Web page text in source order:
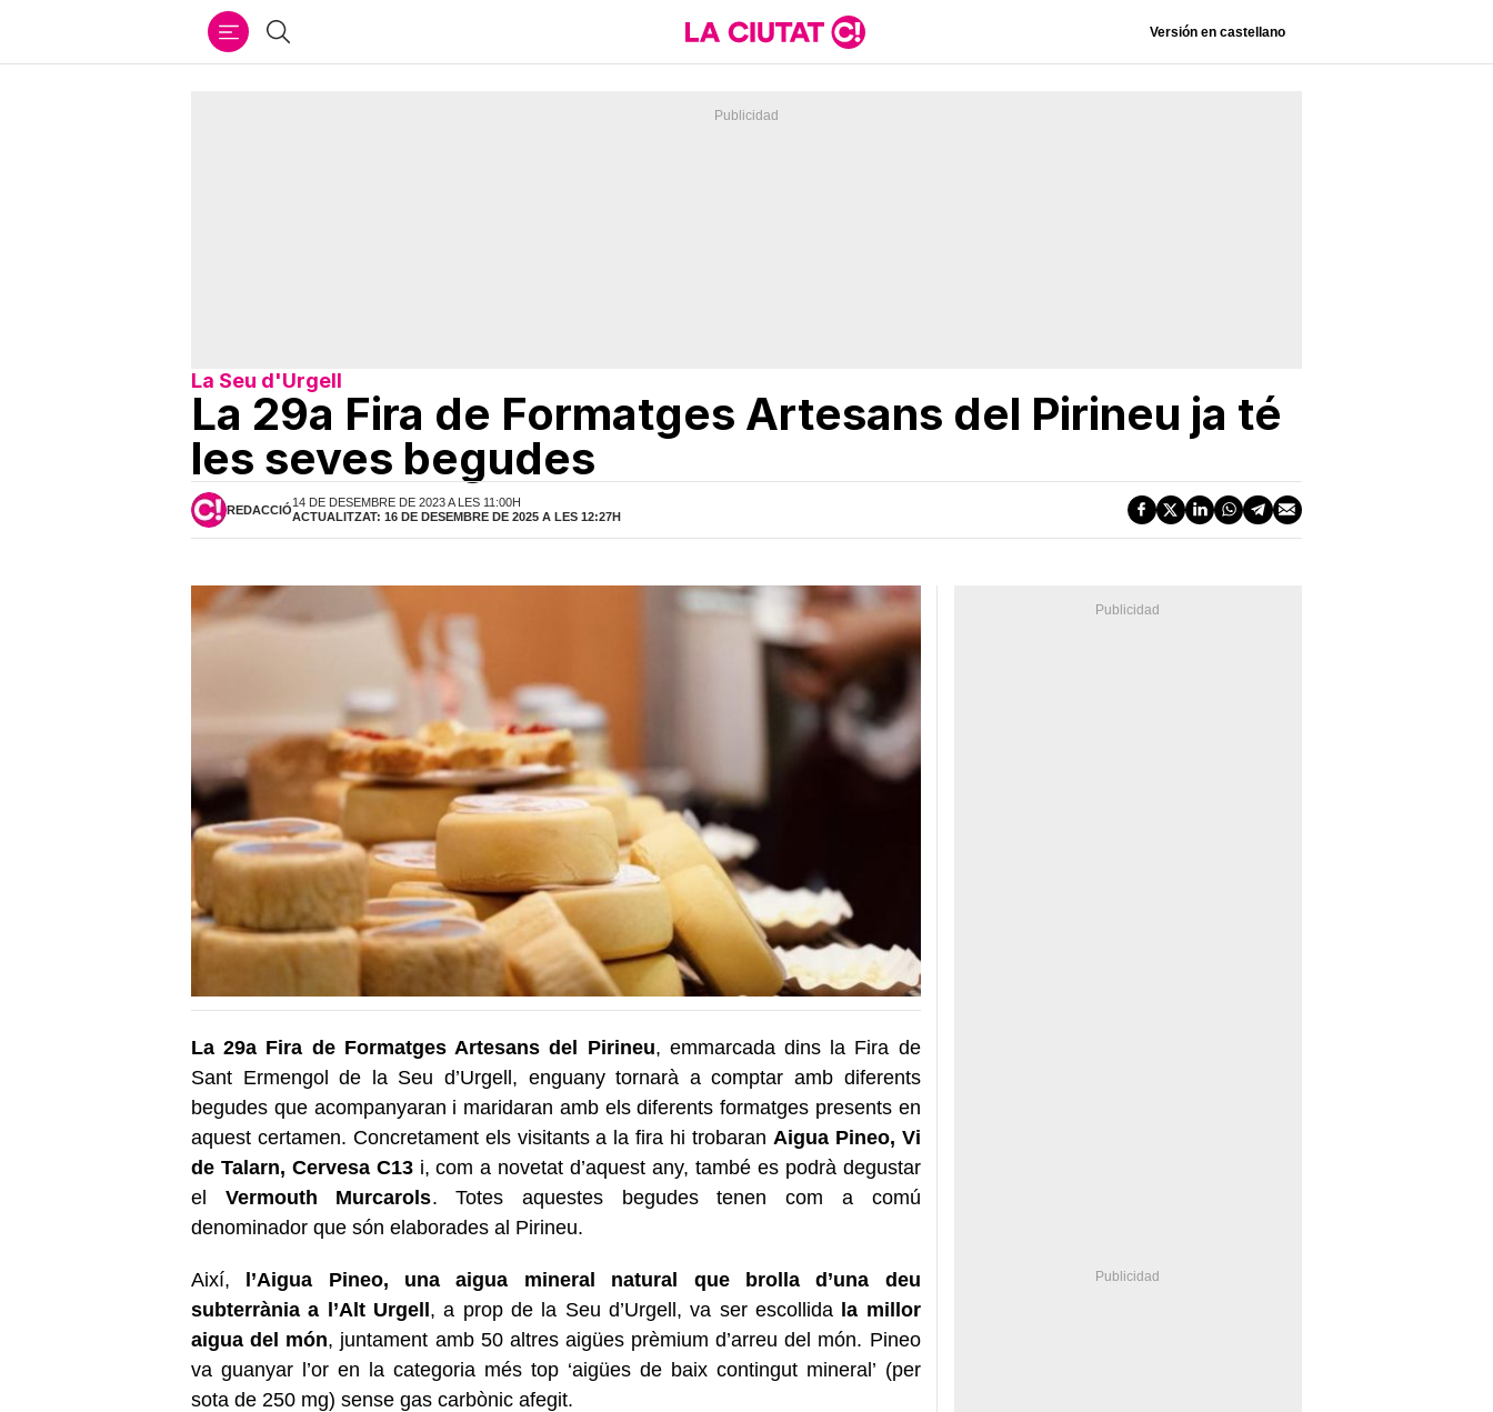
Cercar Versión en castellano
La Seu d'Urgell
La 29a Fira de Formatges Artesans del Pirineu ja té
les seves begudes
REDACCIÓ
14 DE DESEMBRE DE 2023 A LES 11:00H
ACTUALITZAT: 16 DE DESEMBRE DE 2025 A LES 12:27H
La 29a Fira de Formatges Artesans del Pirineu, emmarcada dins la Fira de
Sant Ermengol de la Seu d’Urgell, enguany tornarà a comptar amb diferents
begudes que acompanyaran i maridaran amb els diferents formatges presents en
aquest certamen. Concretament els visitants a la fira hi trobaran Aigua Pineo, Vi
de Talarn, Cervesa C13i, com a novetat d’aquest any, també es podrà degustar
el Vermouth Murcarols. Totes aquestes begudes tenen com a comú
denominador que són elaborades al Pirineu.
Així, l’Aigua Pineo, una aigua mineral natural que brolla d’una deu
subterrània a l’Alt Urgell, a prop de la Seu d’Urgell, va ser escollida la millor
aigua del món, juntament amb 50 altres aigües prèmium d’arreu del món. Pineo
va guanyar l’or en la categoria més top ‘aigües de baix contingut mineral’ (per
sota de 250 mg) sense gas carbònic afegit.